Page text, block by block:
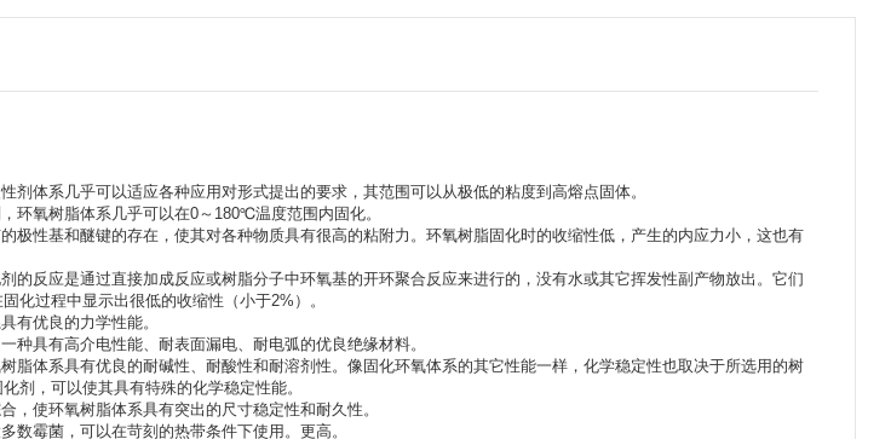
剂体系几乎可以适应各种应用对形式提出的要求，其范围可以从极低的粘度到高熔点固体。
环氧树脂体系几乎可以在0～180℃温度范围内固化。
极性基和醚键的存在，使其对各种物质具有很高的粘附力。环氧树脂固化时的收缩性低，产生的内应力小，这也有
的反应是通过直接加成反应或树脂分子中环氧基的开环聚合反应来进行的，没有水或其它挥发性副产物放出。它们
化过程中显示出很低的收缩性（小于2%）。
有优良的力学性能。
种具有高介电性能、耐表面漏电、耐电弧的优良绝缘材料。
脂体系具有优良的耐碱性、耐酸性和耐溶剂性。像固化环氧体系的其它性能一样，化学稳定性也取决于所选用的树
剂，可以使其具有特殊的化学稳定性能。
，使环氧树脂体系具有突出的尺寸稳定性和耐久性。
数霉菌，可以在苛刻的热带条件下使用。更高。